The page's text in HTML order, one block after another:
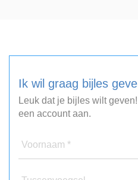
Ik wil graag bijles
Leuk dat je bijles wilt
een account aan.
Voornaam *